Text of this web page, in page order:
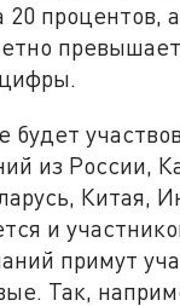
20 процентов,
превышает
будет
из России,
Китая,
и
примут
Так,